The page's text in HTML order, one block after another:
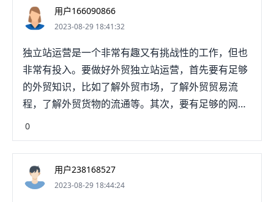
用户166090866
2023-08-29 18:41:32
独立站运营是一个非常有趣又有挑战性的工作，但也
非常有投入。要做好外贸独立站运营，首先要有足够
的外贸知识，比如了解外贸市场，了解外贸贸易流
程，了解外贸货物的流通等。其次，要有足够的网络
技术，比如如何利用网络推广产品，如何利用网络搜
索引擎优化等。最后，要有良好的客户服务意识，以
及良好的售后服务。只有这样，才能做好外贸独立站
运营。
0
用户238168527
2023-08-29 18:44:24